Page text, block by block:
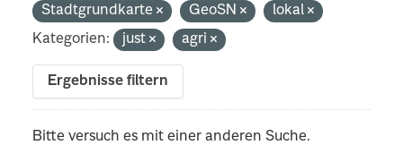
Stadtgrundkarte
GeoSN
lokal
Kategorien:
just agri
Ergebnisse filtern
Bitte versuch es mit einer anderen Suche.